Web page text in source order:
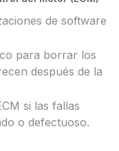
de software
para borrar los
después de la
si las fallas
o defectuoso.